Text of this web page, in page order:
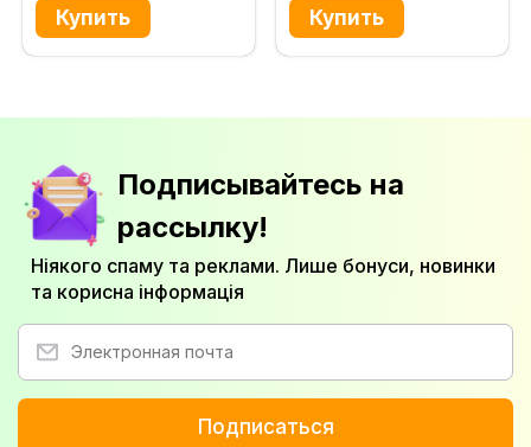
Подписывайтесь на
рассылку!
Ніякого спаму та реклами. Лише бонуси, новинки
та корисна інформація
Подписаться